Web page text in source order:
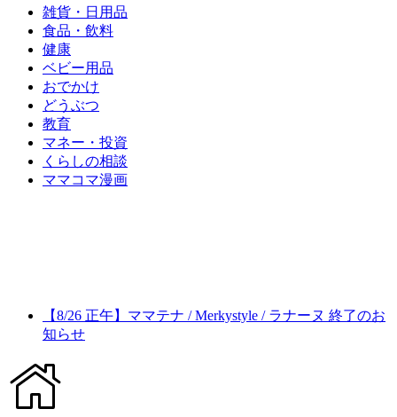
雑貨・日用品
食品・飲料
健康
ベビー用品
おでかけ
どうぶつ
教育
マネー・投資
くらしの相談
ママコマ漫画
【8/26 正午】ママテナ / Merkystyle / ラナーヌ 終了のお
知らせ